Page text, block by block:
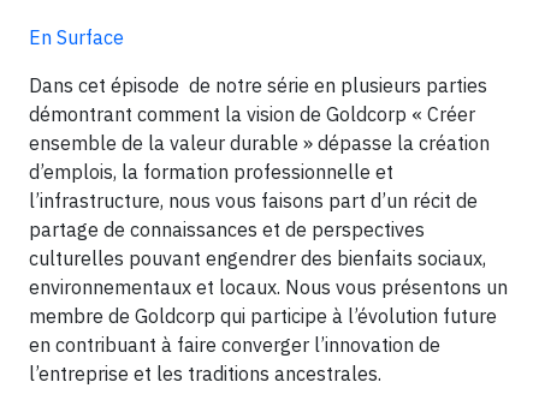
En Surface
Dans cet épisode de notre série en plusieurs parties
démontrant comment la vision de Goldcorp « Créer
ensemble de la valeur durable » dépasse la création
d’emplois, la formation professionnelle et
l’infrastructure, nous vous faisons part d’un récit de
partage de connaissances et de perspectives
culturelles pouvant engendrer des bienfaits sociaux,
environnementaux et locaux. Nous vous présentons un
membre de Goldcorp qui participe à l’évolution future
en contribuant à faire converger l’innovation de
l’entreprise et les traditions ancestrales.